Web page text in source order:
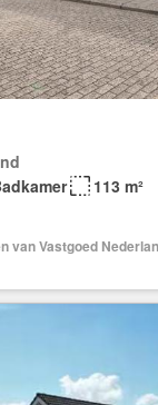
113 m²
van Vastgoed